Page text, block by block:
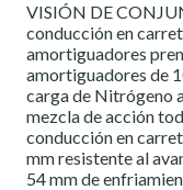
VISIÓN DE
conducción en
amortiguadores
amortiguadores de
carga de Nitrógeno
mezcla de acción
conducción en
mm resistente al
54 mm de